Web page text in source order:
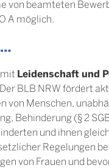
von beamteten
A möglich.
Leidenschaft und
BLB NRW fördert
von Menschen,
Behinderung (§ 2
und ihnen
Regelungen
von Frauen und